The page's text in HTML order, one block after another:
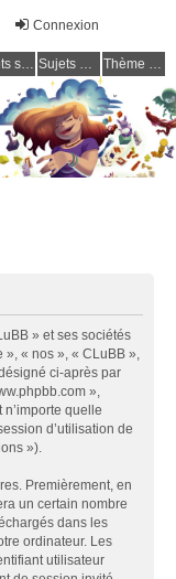
Connexion
Sujets sans réponse Sujets actifs Thème clair / foncé
» et ses sociétés
« nos », « CLuBB »,
ci-après par
»,
quelle
d’utilisation de
»).
Premièrement, en
un certain nombre
dans les
ordinateur. Les
utilisateur